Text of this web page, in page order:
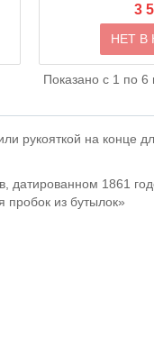
3
НЕТ В
Показано с 1 по 6
рукояткой на конце
датированном 1861
пробок из бутылок»